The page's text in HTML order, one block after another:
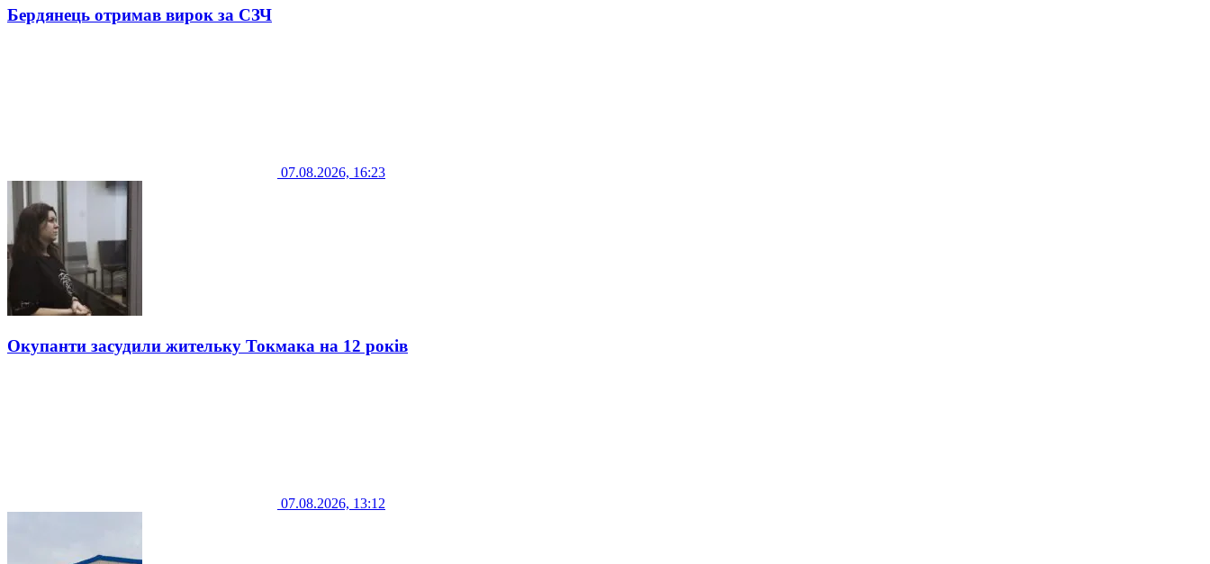
Бердянець отримав вирок за СЗЧ
07.08.2026, 16:23
Окупанти засудили жительку Токмака на 12 років
07.08.2026, 13:12